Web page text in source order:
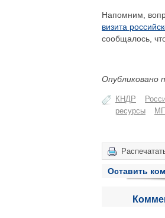
Напомним,
визита
сообщалось,
Опубликовано
КНДР
ресурсы
Оставить